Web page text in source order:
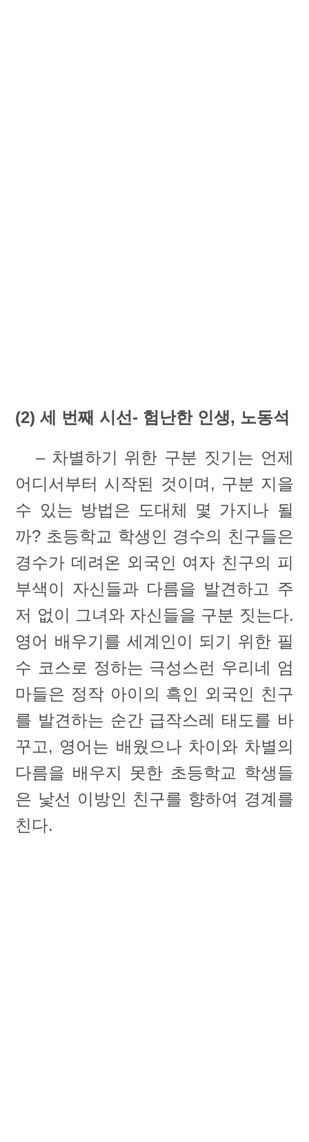
(2) 세 번째 시선- 험난한 인생, 노동석
– 차별하기 위한 구분 짓기는 언제
어디서부터 시작된 것이며, 구분 지을
수 있는 방법은 도대체 몇 가지나 될
까? 초등학교 학생인 경수의 친구들은
경수가 데려온 외국인 여자 친구의 피
부색이 자신들과 다름을 발견하고 주
저 없이 그녀와 자신들을 구분 짓는다.
영어 배우기를 세계인이 되기 위한 필
수 코스로 정하는 극성스런 우리네 엄
마들은 정작 아이의 흑인 외국인 친구
를 발견하는 순간 급작스레 태도를 바
꾸고, 영어는 배웠으나 차이와 차별의
다름을 배우지 못한 초등학교 학생들
은 낯선 이방인 친구를 향하여 경계를
친다.